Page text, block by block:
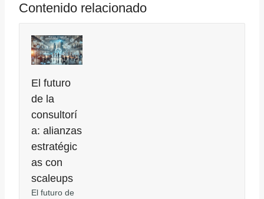
Contenido relacionado
El futuro
de la
consultorí
a: alianzas
estratégic
as con
scaleups
El futuro de